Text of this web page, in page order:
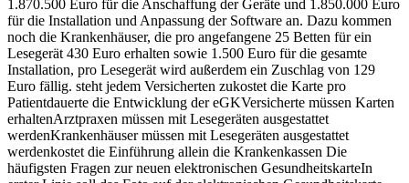
1.870.500 Euro für die Anschaffung der Geräte und 1.850.000 Euro
für die Installation und Anpassung der Software an. Dazu kommen
noch die Krankenhäuser, die pro angefangene 25 Betten für ein
Lesegerät 430 Euro erhalten sowie 1.500 Euro für die gesamte
Installation, pro Lesegerät wird außerdem ein Zuschlag von 129
Euro fällig. steht jedem Versicherten zukostet die Karte pro
Patientdauerte die Entwicklung der eGKVersicherte müssen Karten
erhaltenArztpraxen müssen mit Lesegeräten ausgestattet
werdenKrankenhäuser müssen mit Lesegeräten ausgestattet
werdenkostet die Einführung allein die Krankenkassen Die
häufigsten Fragen zur neuen elektronischen GesundheitskarteIn